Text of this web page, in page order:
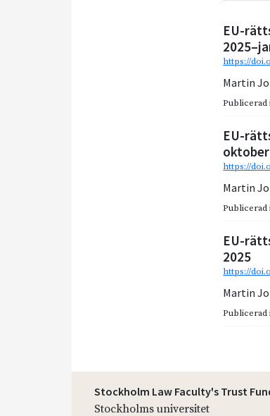
EU-
https://
Martin
EU-
https://
Martin
EU-
2025
https://
Martin
Stockholm Law Faculty's Trust
Stockholms universitet